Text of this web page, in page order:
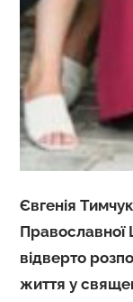
Євгенія
Православної
відверто
життя у